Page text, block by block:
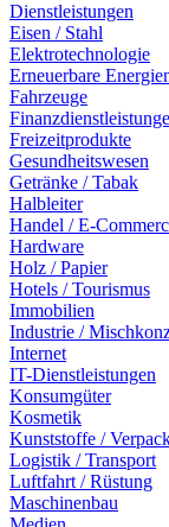
Dienstleistungen
Eisen / Stahl
Elektrotechnologie
Erneuerbare
Fahrzeuge
Freizeitprodukte
Gesundheitswesen
Getränke / Tabak
Halbleiter
Handel / E-
Hardware
Holz / Papier
Hotels / Tourismus
Immobilien
Industrie /
Internet
IT-Dienstleistungen
Konsumgüter
Kosmetik
Kunststoffe /
Logistik / Transport
Luftfahrt / Rüstung
Maschinenbau